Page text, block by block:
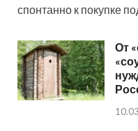
спонтанно к покупке
От